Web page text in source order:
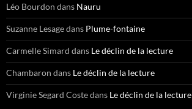
Léo Bourdon dans Nauru
Suzanne Lesagedans Plume-fontaine
Carmelle Simard dans Le déclin de la lecture
Chambaron dans Le déclin de la lecture
Virginie Segard Costedans Le déclin de la lecture